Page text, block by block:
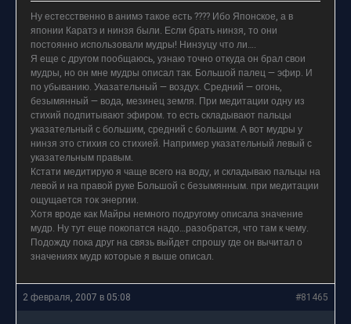
Ну естесственно в анимэ такое есть ???? Ибо Японское, а в
японии Каратэ и нинзя были. Если брать нинзя, то они
постоянно использовали мудры! Нинзуцу что ли….
Я еще с другом пообщаюсь, узнаю точно откуда он брал свои
мудры, но он мне мудры описал так. Большой палец — эфир. И
по убыванию. Указательный — воздух. Средний — огонь,
безымянный — вода, мезинец земля. При медитации одну из
стихий подпитывают эфиром. то есть складывают пальцы
указательный с большим, средний с большим. А вот мудры у
нинзя это стихия со стихией. Например указательный левый с
указательным правым.
Кстати медитирую я чаще всего на воду, и складываю пальцы на
левой и на правой руке Большой с безымянным. при медитации
ощущается ток энергии.
Хотя вроде как Майры немного подругому описала значение
мудр. Ну тут еще покопатся надо…разобратся, что там к чему.
Подожду пока друг на связь выйдет спрошу где он вычитал о
значениях мудр которые я выше описал.
2 февраля, 2007 в 05:08 #81465